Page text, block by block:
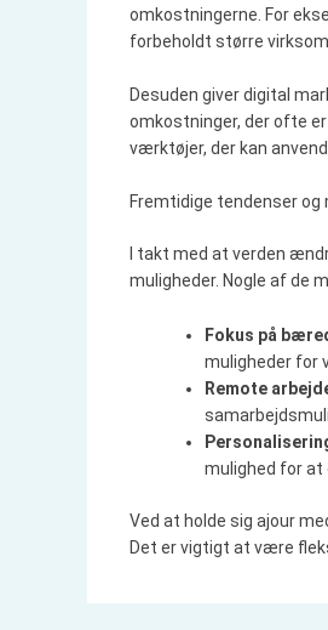
omkostningerne. For
forbeholdt større
Desuden giver digital
omkostninger, der ofte
værktøjer, der kan
Fremtidige tendenser
I takt med at verden
muligheder. Nogle af de
Fokus på
muligheder for
Remote
mulighed for at
Ved at holde sig ajour
Det er vigtigt at være